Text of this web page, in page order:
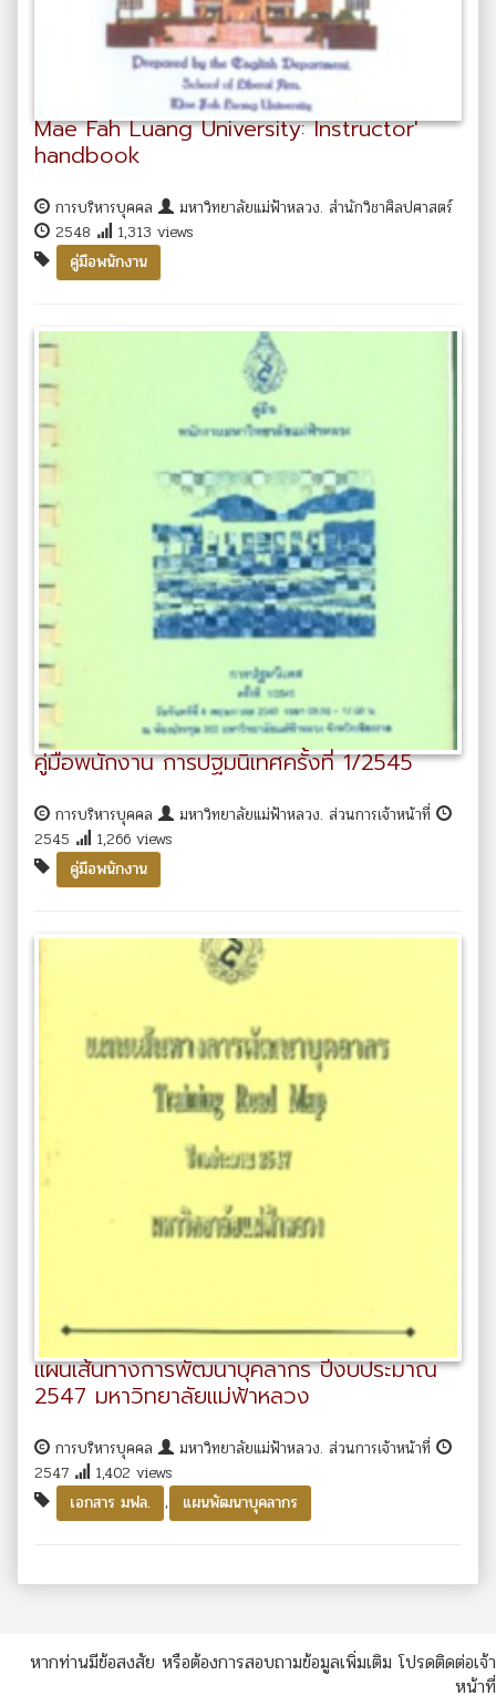
Mae Fah Luang University: Instructor'
handbook
การบริหารบุคคล
มหาวิทยาลัยแม่ฟ้าหลวง. สำนักวิชาศิลปศาสตร์
2548
1,313 views
คู่มือพนักงาน
คู่มือพนักงาน การปฐมนิเทศครั้งที่ 1/2545
การบริหารบุคคล
มหาวิทยาลัยแม่ฟ้าหลวง. ส่วนการเจ้าหน้าที่
2545
1,266 views
คู่มือพนักงาน
แผนเส้นทางการพัฒนาบุคลากร ปีงบประมาณ
2547 มหาวิทยาลัยแม่ฟ้าหลวง
การบริหารบุคคล
มหาวิทยาลัยแม่ฟ้าหลวง. ส่วนการเจ้าหน้าที่
2547
1,402 views
เอกสาร มฟล.
, แผนพัฒนาบุคลากร
หากท่านมีข้อสงสัย หรือต้องการสอบถามข้อมูลเพิ่มเติม โปรดติดต่อเจ้า
หน้าที่